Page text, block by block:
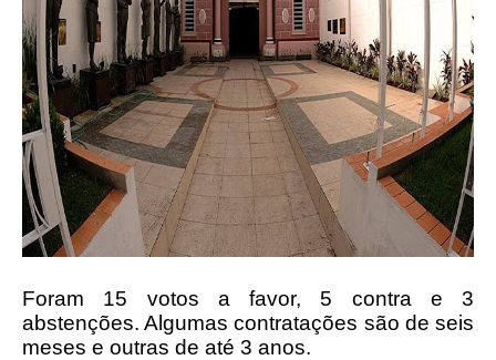
Foram 15 votos a favor, 5 contra e 3
abstenções. Algumas contratações são de seis
meses e outras de até 3 anos.